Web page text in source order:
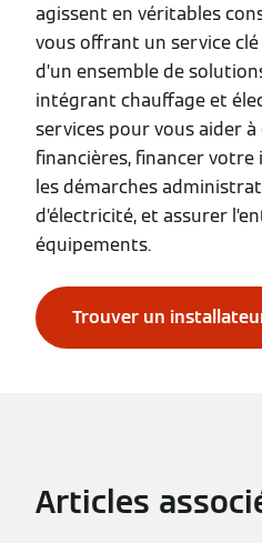
agissent en véritables
vous offrant un service
d’un ensemble de
intégrant chauffage et
services pour vous aider
financières, financer
les démarches
d’électricité, et assurer
équipements.
Trouver un
Articles